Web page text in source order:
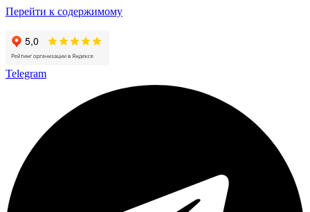
Перейти к содержимому
Telegram